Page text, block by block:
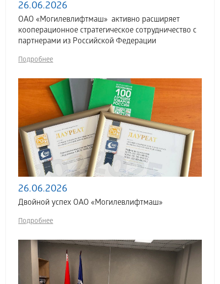
26.06.2026
ОАО «Могилевлифтмаш» активно расширяет
кооперационное стратегическое сотрудничество с
партнерами из Российской Федерации
Подробнее
26.06.2026
Двойной успех ОАО «Могилевлифтмаш»
Подробнее